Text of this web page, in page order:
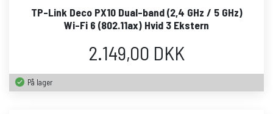
TP-Link Deco PX10 Dual-band (2,4 GHz / 5 GHz)
Wi-Fi 6 (802.11ax) Hvid 3 Ekstern
2.149,00 DKK
På lager